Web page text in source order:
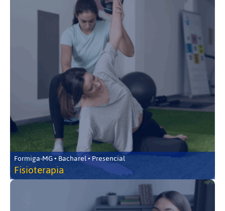
Formiga-MG • Bacharel • Presencial
Fisioterapia